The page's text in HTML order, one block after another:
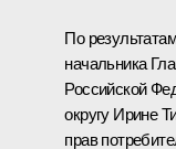
По
начальника
Российской
округу Ирине
прав